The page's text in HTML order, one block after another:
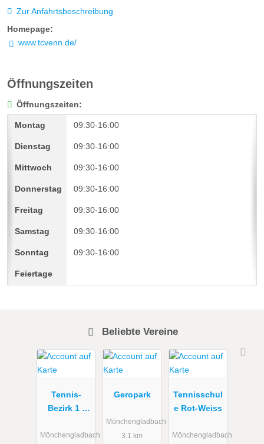
Zur Anfahrtsbeschreibung
Homepage:
www.tcvenn.de/
Öffnungszeiten
Öffnungszeiten:
09:30-16:00
09:30-16:00
09:30-16:00
09:30-16:00
09:30-16:00
09:30-16:00
09:30-16:00
Beliebte Vereine
Tennis-
Bezirk 1 -
Niederrhein
Mönchengladbach
Geropark
Mönchengladbach
3.1 km
Tennisschul
e Rot-Weiss
Mönchengladbach